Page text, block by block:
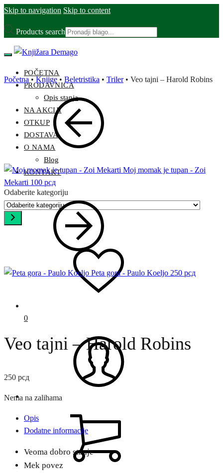
Skip to navigation Skip to content
Products search
POČETNA
PRODAVNICA
Opis stanja
NA AKCIJI
OTKUP
DOSTAVA
O NAMA
Blog
KONTAKT
Odaberite kategoriju
0
Početna • Knjige • Beletristika • Triler• Veo tajni – Harold Robins
Moj momak je tupan - Zoi
Mekarti 100 рсд
Peta gora - Paulo Koeljo 250 рсд
Veo tajni – Harold Robins
250 рсд
Nema na zalihama
Opis
Dodatne informacije
Veoma dobro stanje
Mek povez